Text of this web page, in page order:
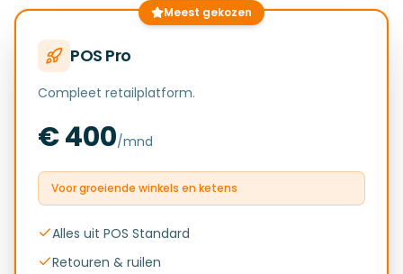
Meest gekozen
POS Pro
Compleet retailplatform.
€ 400/mnd
Voor groeiende winkels en ketens
Alles uit POS Standard
Retouren & ruilen